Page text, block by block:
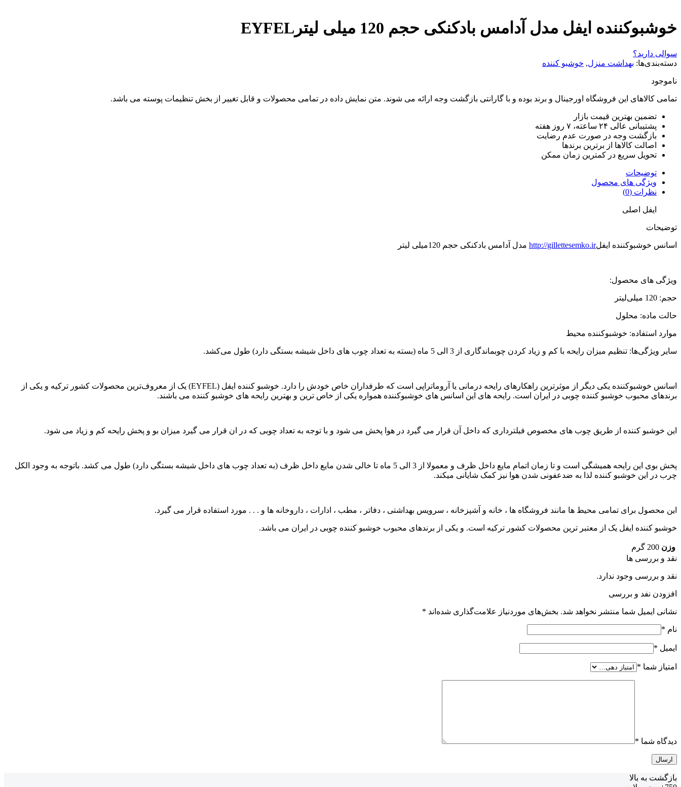
خوشبوکننده ایفل مدل آدامس بادکنکی حجم 120 میلی لیترEYFEL
سوالی دارید؟
دسته‌بندی‌ها: بهداشت منزل, خوشبو کننده
ناموجود
تمامی کالاهای این فروشگاه اورجینال و برند بوده و با گارانتی بازگشت وجه ارائه می شوند. متن نمایش داده در تمامی محصولات و قابل تغییر از بخش تنظیمات پوسته می باشد.
تضمین بهترین قیمت بازار
پشتیبانی عالی ۲۴ ساعته، ۷ روز هفته
بازگشت وجه در صورت عدم رضایت
اصالت کالاها از برترین برندها
تحویل سریع در کمترین زمان ممکن
توضیحات
ویژگی های محصول
نظرات (0)
ایفل اصلی
توضیحات
اسانس خوشبوکننده ایفلhttp://gillettesemko.ir مدل آدامس بادکنکی حجم 120میلی لیتر
ویژگی های محصول:
حجم: 120 میلی‌لیتر
حالت ماده: محلول
موارد استفاده: خوشبوکننده محیط
سایر ویژگی‌ها: تنظیم میزان رایحه با کم و زیاد کردن چوبماندگاری از 3 الی 5 ماه (بسته به تعداد چوب های داخل شیشه بستگی دارد) طول می‌کشد.
اسانس خوشبوکننده یکی دیگر از موثرترین راهکارهای رایحه درمانی یا آروماتراپی است که طرفداران خاص خودش را دارد. خوشبو کننده ایفل (EYFEL) یک از معروف‌ترین محصولات کشور ترکیه و یکی از
برندهای محبوب خوشبو کننده چوبی در ایران است. رایحه های این اسانس های خوشبوکننده همواره یکی از خاص ترین و بهترین رایحه های خوشبو کننده می باشند.
این خوشبو کننده از طریق چوب های مخصوص فیلترداری که داخل آن قرار می گیرد در هوا پخش می شود و با توجه به تعداد چوبی که در ان قرار می گیرد میزان بو و پخش رایحه کم و زیاد می شود.
پخش بوی این رایحه همیشگی است و تا زمان اتمام مایع داخل ظرف و معمولا از 3 الی 5 ماه تا خالی شدن مایع داخل ظرف (به تعداد چوب های داخل شیشه بستگی دارد) طول می کشد. باتوجه به وجود الکل
چرب در این خوشبو کننده لذا به ضدعفونی شدن هوا نیز کمک شایانی میکند.
این محصول برای تمامی محیط ها مانند فروشگاه ها ، خانه و آشپزخانه ، سرویس بهداشتی ، دفاتر ، مطب ، ادارات ، داروخانه ها و . . . مورد استفاده قرار می گیرد.
خوشبو کننده ایفل یک از معتبر ترین محصولات کشور ترکیه است. و یکی از برندهای محبوب خوشبو کننده چوبی در ایران می باشد.
وزن 200 گرم
نقد و بررسی ها
نقد و بررسی وجود ندارد.
افزودن نفد و بررسی
نشانی ایمیل شما منتشر نخواهد شد. بخش‌های موردنیاز علامت‌گذاری شده‌اند *
نام *
ایمیل *
امتیاز شما *
دیدگاه شما *
بازگشت به بالا